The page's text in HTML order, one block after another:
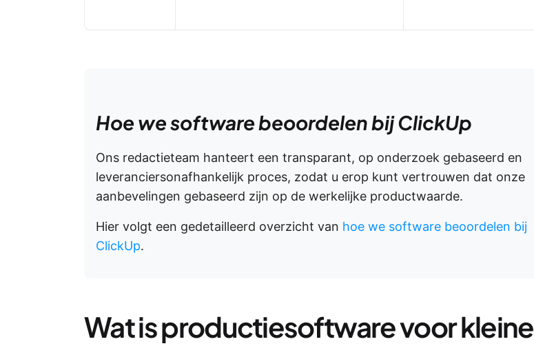
Hoe we software beoordelen bij ClickUp
Ons redactieteam hanteert een transparant, op onderzoek gebaseerd en
leveranciersonafhankelijk proces, zodat u erop kunt vertrouwen dat onze
aanbevelingen gebaseerd zijn op de werkelijke productwaarde.
Hier volgt een gedetailleerd overzicht van hoe we software beoordelen bij
ClickUp.
Wat is productiesoftware voor kleine